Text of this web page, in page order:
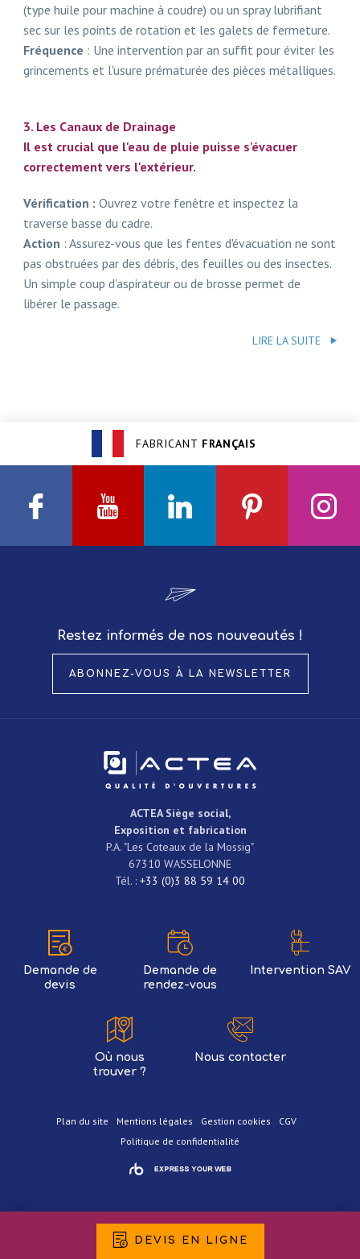
(type huile pour machine à coudre) ou un spray lubrifiant
sec sur les points de rotation et les galets de fermeture.
Fréquence : Une intervention par an suffit pour éviter les
grincements et l'usure prématurée des pièces métalliques.
3. Les Canaux de Drainage
Il est crucial que l'eau de pluie puisse s'évacuer
correctement vers l'extérieur.
Vérification : Ouvrez votre fenêtre et inspectez la
traverse basse du cadre.
Action : Assurez-vous que les fentes d'évacuation ne sont
pas obstruées par des débris, des feuilles ou des insectes.
Un simple coup d'aspirateur ou de brosse permet de
libérer le passage.
LIRE LA SUITE
FABRICANT FRANÇAIS
Restez informés de nos nouveautés !
ABONNEZ-VOUS À LA NEWSLETTER
ACTEASiège social,
Exposition et fabrication
P.A. "Les Coteaux de la Mossig"
67310 WASSELONNE
Tél. : +33 (0)3 88 59 14 00
Demande de
devis
Demande de
rendez-vous
Intervention SAV
Où nous
trouver ?
Nous contacter
Plan du site Mentions légales Gestion cookies
CGV
Politique de confidentialité
DEVIS EN LIGNE